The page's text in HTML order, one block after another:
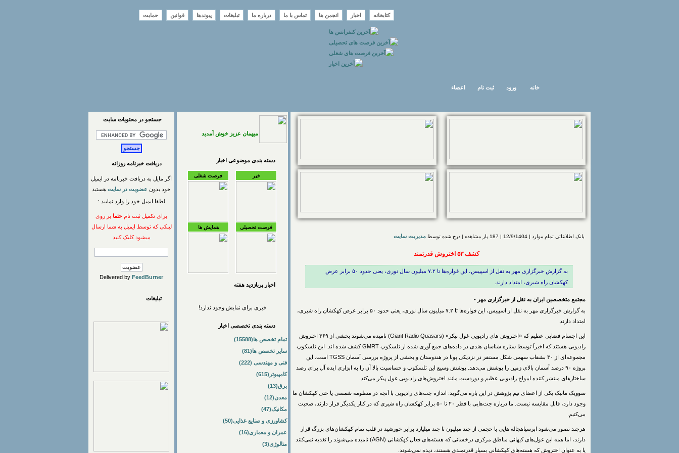
کتابخانه اخبار انجمن ها تماس با ما درباره ما تبلیغات پیوندها قوانین حمایت
اعضاء ثبت نام ورود خانه
بانک اطلاعاتی تمام موارد | 12/9/1404 | 187 بار مشاهده | درج شده توسط مدیریت سایت
کشف ۵۳ اختروش قدرتمند
به گزارش خبرگزاری مهر به نقل از اسپییس، این فواره‌ها تا ۷.۲ میلیون سال نوری، یعنی حدود ۵۰ برابر عرض
کهکشان راه شیری، امتداد دارند.
مجتمع متخصصین ایران به نقل از خبرگزاری مهر -
به گزارش خبرگزاری مهر به نقل از اسپییس، این فواره‌ها تا ۷.۲ میلیون سال نوری، یعنی حدود ۵۰ برابر عرض کهکشان راه شیری،
امتداد دارند.
این اجسام فضایی عظیم که «اختروش های رادیویی غول پیکر» (Giant Radio Quasars) نامیده می‌شوند بخشی از ۳۶۹ اختروش
رادیویی هستند که اخیراً توسط ستاره شناسان هندی در داده‌های جمع آوری شده از تلسکوپ GMRT کشف شده اند. این تلسکوپ
مجموعه‌ای از ۳۰ بشقاب سهمی شکل مستقر در نزدیکی پونا در هندوستان و بخشی از پروژه بررسی آسمان TGSS است. این
پروژه ۹۰ درصد آسمان بالای زمین را پوشش می‌دهد. پوشش وسیع این تلسکوپ و حساسیت بالا آن را به ابزاری ایده آل برای رصد
ساختارهای منتشر کننده امواج رادیویی عظیم و دوردست مانند اختروش‌های رادیویی غول پیکر می‌کند.
سوویک مانیک یکی از اعضای تیم پژوهش در این باره می‌گوید: اندازه جت‌های رادیویی با آنچه در منظومه شمسی یا حتی کهکشان ما
وجود دارد، قابل مقایسه نیست. ما درباره جت‌هایی با قطر ۲۰ تا ۵۰ برابر کهکشان راه شیری که در کنار یکدیگر قرار دارند، صحبت
می‌کنیم.
هرچند تصور می‌شود ابرسیاهچاله هایی با حجمی از چند میلیون تا چند میلیارد برابر خورشید در قلب تمام کهکشان‌های بزرگ قرار
دارند، اما همه این غول‌های کیهانی مناطق مرکزی درخشانی که هسته‌های فعال کهکشانی (AGN) نامیده می‌شوند را تغذیه نمی‌کنند
یا به عنوان اختروش که هسته‌های کهکشانی بسیار قدرتمندی هستند، دیده نمی‌شوند.
میهمان عزیز خوش آمدید
دسته بندی موضوعی اخبار
خبر فرصت شغلی
فرصت تحصیلی همایش ها
اخبار پربازديد هفته
خبری برای نمایش وجود ندارد!
دسته بندی تخصصی اخبار
تمام تخصص ها(15588)
سایر تخصص ها(81)
فنی و مهندسی (222)
کامپیوتر(615)
برق(13)
معدن(12)
مکانیک(47)
کشاورزی و صنایع غذایی(50)
عمران و معماری(16)
متالوژی(3)
جستجو در محتويات سايت
دریافت خبرنامه روزانه
اگر مایل به دریافت خبرنامه در ایمیل
خود بدون عضویت در سایت هستید
لطفا ایمیل خود را وارد نمایید :
برای تکمیل ثبت نام حتما بر روی
لینکی که توسط ایمیل به شما ارسال
میشود کلیک کنید
Delivered by FeedBurner
تبلیغات